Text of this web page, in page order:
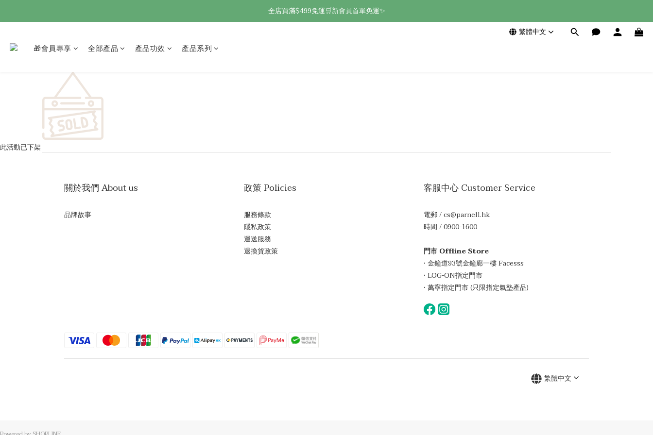
全店買滿$499免運🛒新會員首單免運✨
繁體中文
🎁會員專享 全部產品 產品功效 產品系列
此活動已下架
關於我們 About us
品牌故事
政策 Policies
服務條款
隱私政策
運送服務
退換貨政策
客服中心 Customer Service
電郵 / cs@parnell.hk
時間 / 0900-1600
門市 Offline Store
• 金鐘道93號金鐘廊一樓 Facesss
• LOG-ON指定門市
• 萬寧指定門市 (只限指定氣墊產品)
繁體中文